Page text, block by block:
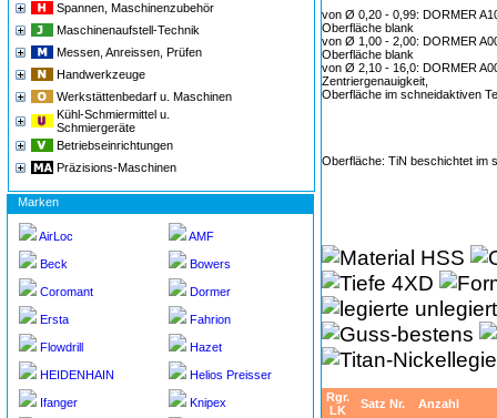
Spannen, Maschinenzubehör
Maschinenaufstell-Technik
Messen, Anreissen, Prüfen
Handwerkzeuge
Werkstättenbedarf u. Maschinen
Kühl-Schmiermittel u.
Schmiergeräte
Betriebseinrichtungen
Präzisions-Maschinen
Marken
AirLoc AMF
Beck Bowers
Coromant Dormer
Ersta Fahrion
Flowdrill Hazet
HEIDENHAIN Helios Preisser
Ifanger Knipex
von Ø 0,20 - 0,99: DORMER
Oberfläche blank
von Ø 1,00 - 2,00: DORMER
Oberfläche blank
von Ø 2,10 - 16,0: DORMER
Zentriergenauigkeit,
Oberfläche im schneidaktiven
Oberfläche: TiN beschichtet im
Rgr.
LK
Satz Nr.
Anzahl